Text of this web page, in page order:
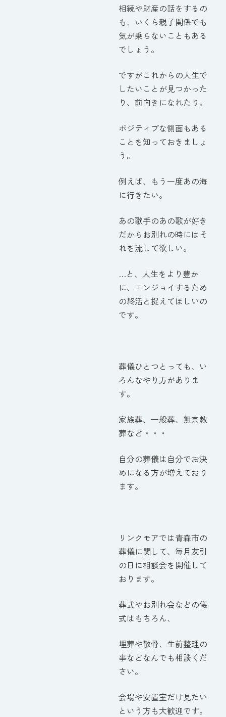
相続や財産の話をするの
も、いくら親子関係でも
気が乗らないこともある
でしょう。
ですがこれからの人生で
したいことが見つかった
り、前向きになれたり。
ポジティブな側面もある
ことを知っておきましょ
う。
例えば、もう一度あの海
に行きたい。
あの歌手のあの歌が好き
だからお別れの時にはそ
れを流して欲しい。
…と、人生をより豊か
に、エンジョイするため
の終活と捉えてほしいの
です。
葬儀ひとつとっても、い
ろんなやり方がありま
す。
家族葬、一般葬、無宗教
葬など・・・
自分の葬儀は自分でお決
めになる方が増えており
ます。
リンクモアでは青森市の
葬儀に関して、毎月友引
の日に相談会を開催して
おります。
葬式やお別れ会などの儀
式はもちろん、
埋葬や散骨、生前整理の
事などなんでも相談くだ
さい。
会場や安置室だけ見たい
という方も大歓迎です。